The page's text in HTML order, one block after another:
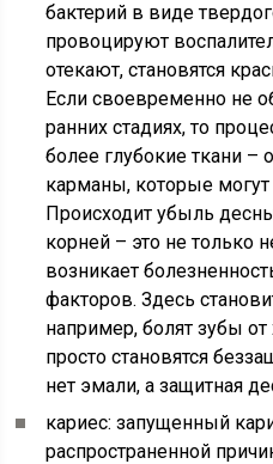
бактерий в виде
провоцируют
отекают, становятся
Если своевременно не
ранних стадиях, то
более глубокие ткани –
карманы, которые
Происходит убыль
корней – это не только
возникает
факторов. Здесь
например, болят зубы
просто становятся
нет эмали, а защитная
кариес: запущенный
распространенной